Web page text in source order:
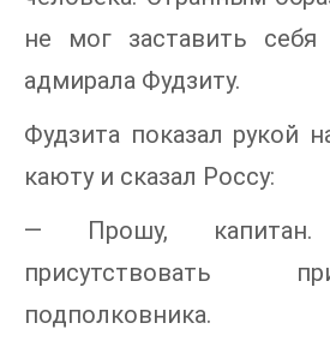
не мог заставить себя
адмирала Фудзиту.
Фудзита показал рукой
каюту и сказал Россу:
— Прошу,
присутствовать
подполковника.